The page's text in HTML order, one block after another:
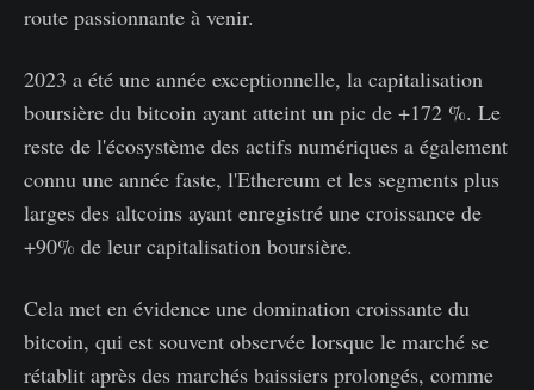
route passionnante à venir.
2023 a été une année exceptionnelle, la capitalisation
boursière du bitcoin ayant atteint un pic de +172 %. Le
reste de l'écosystème des actifs numériques a également
connu une année faste, l'Ethereum et les segments plus
larges des altcoins ayant enregistré une croissance de
+90% de leur capitalisation boursière.
Cela met en évidence une domination croissante du
bitcoin, qui est souvent observée lorsque le marché se
rétablit après des marchés baissiers prolongés, comme